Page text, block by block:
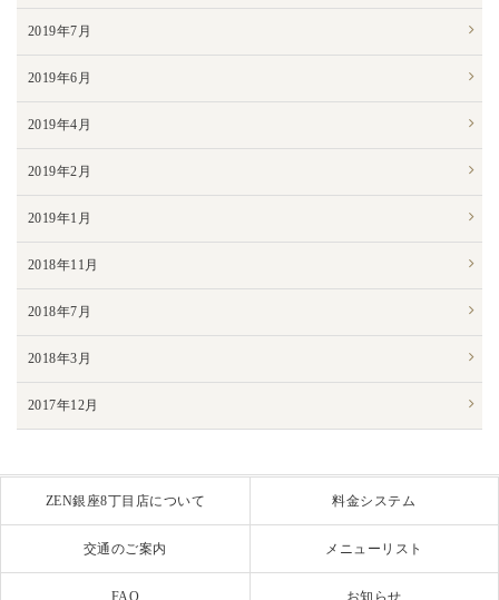
2019年7月
2019年6月
2019年4月
2019年2月
2019年1月
2018年11月
2018年7月
2018年3月
2017年12月
ZEN銀座8丁目店について 料金システム
交通のご案内 メニューリスト
FAQ お知らせ